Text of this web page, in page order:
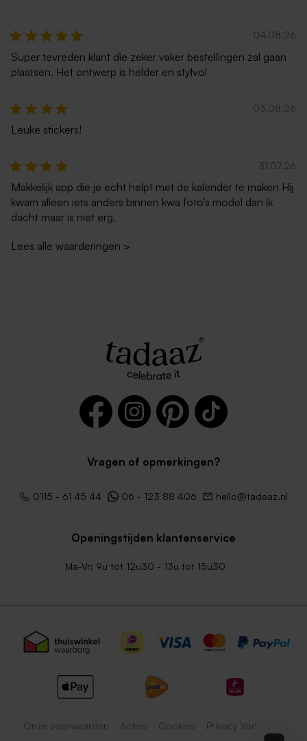
04.08.26
Super tevreden klant die zeker vaker bestellingen zal gaan
plaatsen. Het ontwerp is helder en stylvol
03.08.26
Leuke stickers!
31.07.26
Makkelijk app die je echt helpt met de kalender te maken Hij
kwam alleen iets anders binnen kwa foto’s model dan ik
dacht maar is niet erg.
Lees alle waarderingen >
Vragen of opmerkingen?
0115 - 61 45 44 06 - 123 88 406 hello@tadaaz.nl
Openingstijden klantenservice
Ma-Vr: 9u tot 12u30 - 13u tot 15u30
Onze voorwaarden Acties Cookies Privacy Verklaring